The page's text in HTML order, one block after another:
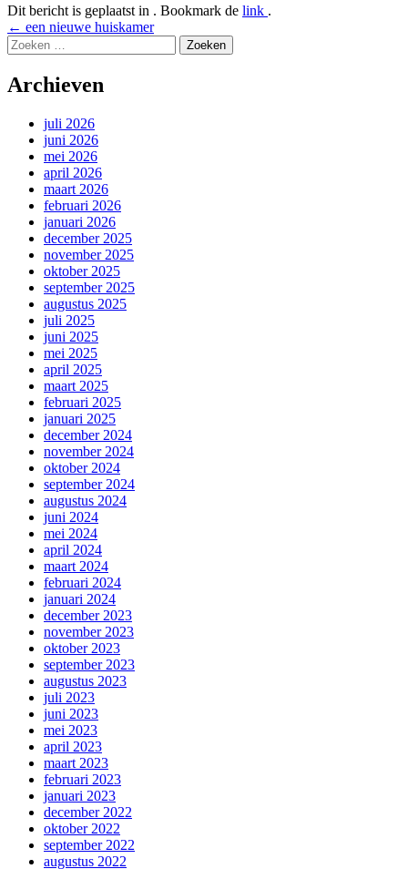
Dit bericht is geplaatst in . Bookmark de link .
Bericht
navigatie
← een nieuwe huiskamer
Zoeken
naar:
Archieven
juli 2026
juni 2026
mei 2026
april 2026
maart 2026
februari 2026
januari 2026
december 2025
november 2025
oktober 2025
september 2025
augustus 2025
juli 2025
juni 2025
mei 2025
april 2025
maart 2025
februari 2025
januari 2025
december 2024
november 2024
oktober 2024
september 2024
augustus 2024
juni 2024
mei 2024
april 2024
maart 2024
februari 2024
januari 2024
december 2023
november 2023
oktober 2023
september 2023
augustus 2023
juli 2023
juni 2023
mei 2023
april 2023
maart 2023
februari 2023
januari 2023
december 2022
oktober 2022
september 2022
augustus 2022